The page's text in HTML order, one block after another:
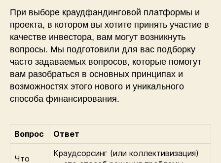
При выборе краудфандинговой платформы и
проекта, в котором вы хотите принять участие в
качестве инвестора, вам могут возникнуть
вопросы. Мы подготовили для вас подборку
часто задаваемых вопросов, которые помогут
вам разобраться в основных принципах и
возможностях этого нового и уникального
способа финансирования.
Вопрос Ответ
Что
Краудсорсинг (или коллективизация)